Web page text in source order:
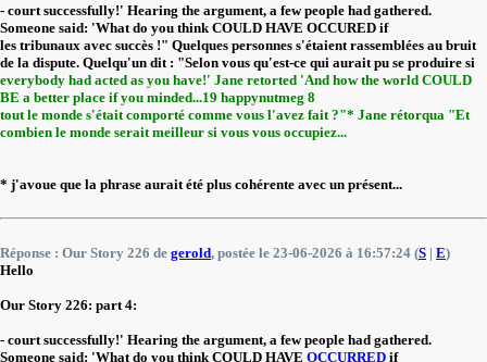
- court successfully!' Hearing the argument, a few people had gathered.
Someone said: 'What do you think COULD HAVE OCCURED if
les tribunaux avec succès !" Quelques personnes s'étaient rassemblées au bruit
de la dispute. Quelqu'un dit : "Selon vous qu'est-ce qui aurait pu se produire si
everybody had acted as you have!' Jane retorted 'And how the world COULD
BE a better place if you minded...19 happynutmeg 8
tout le monde s'était comporté comme vous l'avez fait ?"* Jane rétorqua "Et
combien le monde serait meilleur si vous vous occupiez...
* j'avoue que la phrase aurait été plus cohérente avec un présent...
Réponse : Our Story 226 de gerold, postée le 23-06-2026 à 16:57:24 (S | E)
Hello
Our Story 226: part 4:
- court successfully!' Hearing the argument, a few people had gathered.
Someone said: 'What do you think COULD HAVE OCCURRED if